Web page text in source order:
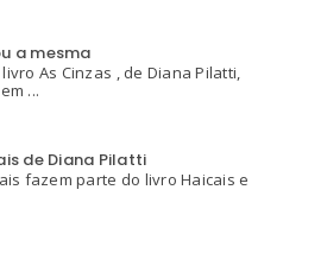
a mesma
As Cinzas , de Diana Pilatti,
...
de Diana Pilatti
fazem parte do livro Haicais e